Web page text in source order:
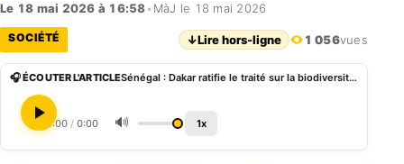
Le 18 mai 2026 à 16:58• MàJ le 18 mai 2026
SOCIÉTÉ ↓Lire hors-ligne 1 056vues
🎧 ÉCOUTER L'ARTICLE Sénégal : Dakar ratifie le traité sur la biodiversité en haute mer
0:00 / 0:00 🔊 1x